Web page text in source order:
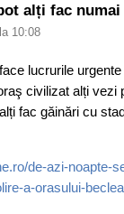
alți fac numai
10:08
lucrurile
civilizat alți vezi
fac găinări cu
de-azi-noapte-
a-orasului-